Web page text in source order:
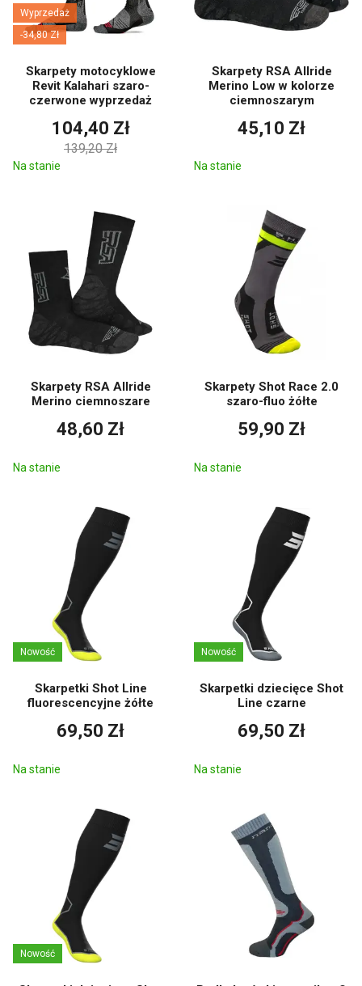
Wyprzedaż
-34,80 Zł
Skarpety motocyklowe
Revit Kalahari szaro-
czerwone wyprzedaż
104,40 Zł
139,20 Zł
Na stanie
Skarpety RSA Allride
Merino Low w kolorze
ciemnoszarym
45,10 Zł
Na stanie
Skarpety RSA Allride
Merino ciemnoszare
48,60 Zł
Na stanie
Skarpety Shot Race 2.0
szaro-fluo żółte
59,90 Zł
Na stanie
Nowość
Skarpetki Shot Line
fluorescencyjne żółte
69,50 Zł
Na stanie
Nowość
Skarpetki dziecięce Shot
Line czarne
69,50 Zł
Na stanie
Nowość